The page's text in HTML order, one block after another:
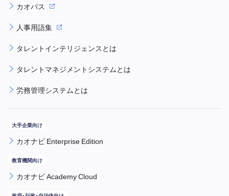
カオパス
人事用語集
タレントインテリジェンスとは
タレントマネジメントシステムとは
労務管理システムとは
カオナビ Enterprise Edition
カオナビ Academy Cloud